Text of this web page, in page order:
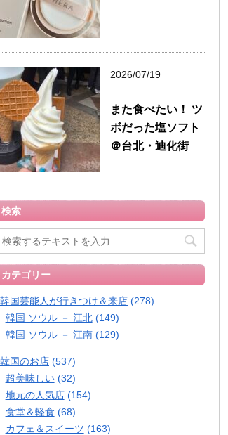
2026/07/19
また食べたい！ ツ
ボだった塩ソフト
＠台北・迪化街
検索
カテゴリー
国芸能人が行きつけ＆来店 (278)
韓国 ソウル － 江北(149)
韓国 ソウル － 江南(129)
国のお店 (537)
超美味しい(32)
地元の人気店(154)
食堂＆軽食 (68)
カフェ＆スイーツ (163)